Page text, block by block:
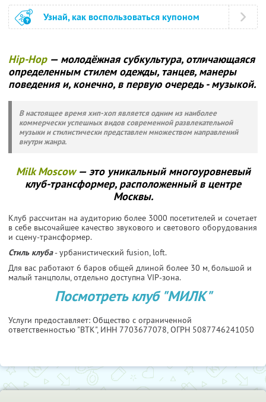
Узнай, как воспользоваться купоном
Нip-Нop— молодёжная субкультура, отличающаяся
определенным стилем одежды, танцев, манеры
поведения и, конечно, в первую очередь - музыкой.
В настоящее время хип-хоп является одним из наиболее
коммерчески успешных видов современной развлекательной
музыки и стилистически представлен множеством направлений
внутри жанра.
Milk Moscow— это уникальный многоуровневый
клуб-трансформер, расположенный в центре
Москвы.
Клуб рассчитан на аудиторию более 3000 посетителей и сочетает
в себе высочайшее качество звукового и светового оборудования
и сцену-трансформер.
Стиль клуба- урбанистический fusion, loft.
Для вас работают 6 баров общей длиной более 30 м, большой и
малый танцполы, отдельно доступна VIP-зона.
Посмотреть клуб "МИЛК"
Услуги предоставляет: Общество с ограниченной
ответственностью "ВТК", ИНН 7703677078, ОГРН 5087746241050